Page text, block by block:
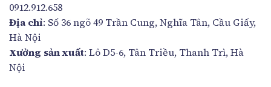
0912.912.658
Địa chỉ: Số 36 ngõ 49 Trần Cung, Nghĩa Tân, Cầu Giấy,
Hà Nội
Xưởng sản xuất: Lô D5-6, Tân Triều, Thanh Trì, Hà
Nội